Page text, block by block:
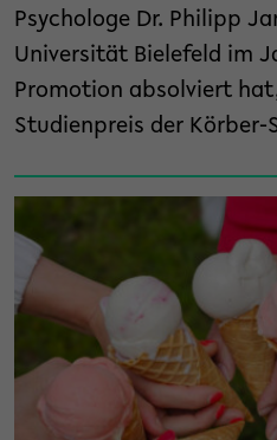
Psychologe Dr. Philipp
Universität Bielefeld im
Promotion absolviert
Studienpreis der